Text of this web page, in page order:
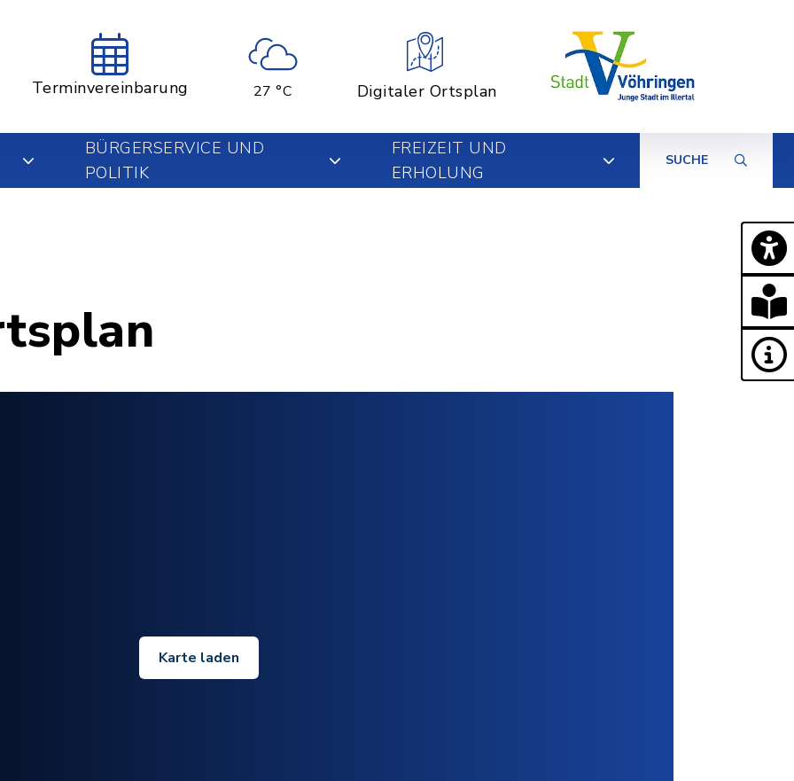
Terminvereinbarung 27 °C Digitaler Ortsplan
BÜRGERSERVICE UND
POLITIK
FREIZEIT UND
ERHOLUNG
SUCHE
Karte laden